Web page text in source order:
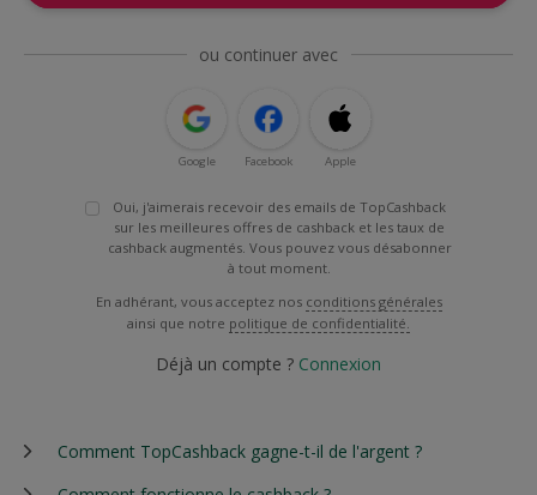
ou continuer avec
Google Facebook Apple
Oui, j'aimerais recevoir des emails de TopCashback
sur les meilleures offres de cashback et les taux de
cashback augmentés. Vous pouvez vous désabonner
à tout moment.
En adhérant, vous acceptez nos conditions générales
ainsi que notre politique de confidentialité.
Déjà un compte ? Connexion
Comment TopCashback gagne-t-il de l'argent ?